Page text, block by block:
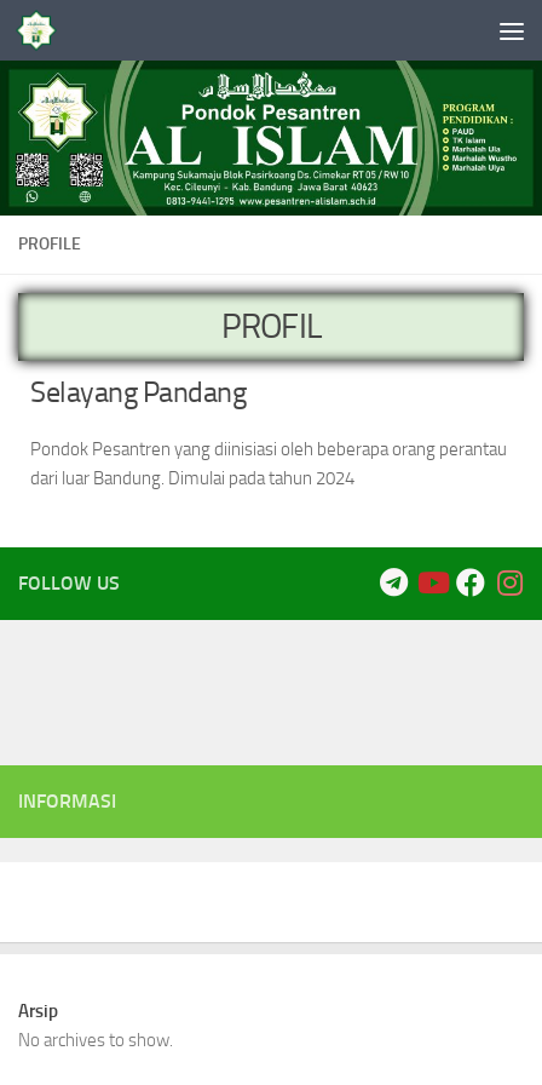
Skip to content
PROFILE
PROFIL
Selayang Pandang
Pondok Pesantren yang diinisiasi oleh beberapa orang perantau
dari luar Bandung. Dimulai pada tahun 2024
FOLLOW US
INFORMASI
Arsip
No archives to show.